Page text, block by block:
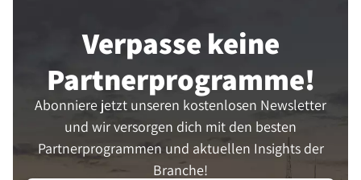
Verpasse keine
Partner­programme!
Abonniere jetzt unseren kostenlosen Newsletter
und wir versorgen dich mit den besten
Partnerprogrammen und aktuellen Insights der
Branche!